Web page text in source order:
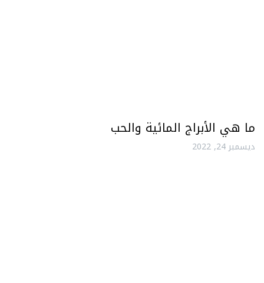
ما هي الأبراج المائية والحب
ديسمبر 24, 2022